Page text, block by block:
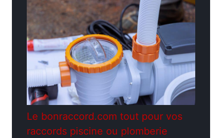
Le bonraccord.com tout pour vos
raccords piscine ou plomberie